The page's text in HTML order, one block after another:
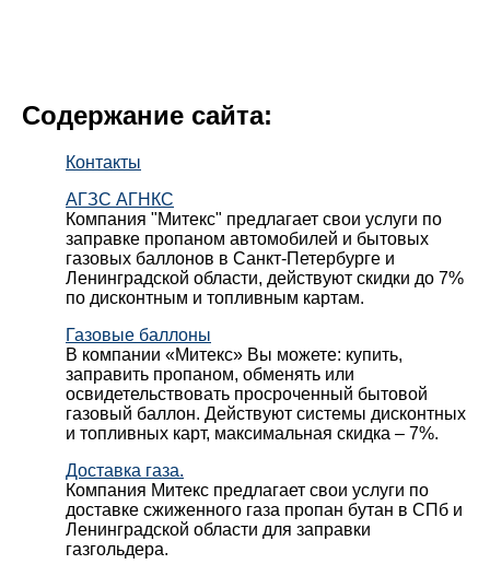
Содержание сайта:
Контакты
АГЗС АГНКС
Компания "Митекс" предлагает свои услуги по
заправке пропаном автомобилей и бытовых
газовых баллонов в Санкт-Петербурге и
Ленинградской области, действуют скидки до 7%
по дисконтным и топливным картам.
Газовые баллоны
В компании «Митекс» Вы можете: купить,
заправить пропаном, обменять или
освидетельствовать просроченный бытовой
газовый баллон. Действуют системы дисконтных
и топливных карт, максимальная скидка – 7%.
Доставка газа.
Компания Митекс предлагает свои услуги по
доставке сжиженного газа пропан бутан в СПб и
Ленинградской области для заправки
газгольдера.